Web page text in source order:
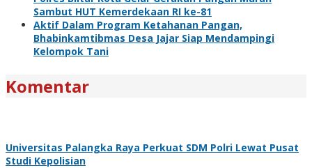
Sambut HUT Kemerdekaan RI ke-81
Aktif Dalam Program Ketahanan Pangan,
Bhabinkamtibmas Desa Jajar Siap Mendampingi
Kelompok Tani
Komentar
Universitas Palangka Raya Perkuat SDM Polri Lewat Pusat
Studi Kepolisian